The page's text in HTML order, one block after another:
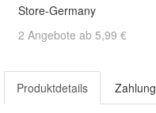
Store-Germany
2 Angebote ab 5,99 €
Produktdetails